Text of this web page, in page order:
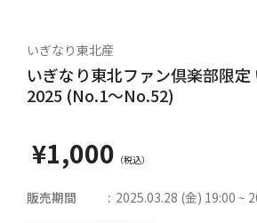
いぎなり東北産
いぎなり東北ファン倶楽部限定
2025 (No.1～No.52)
¥1,000
販売期間 2025.03.28 (金) 19:00 ~